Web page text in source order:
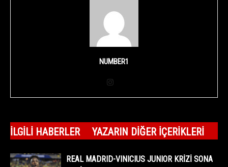
NUMBER1
İLGILI HABERLER YAZARIN DIĞER İÇERIKLERI
REAL MADRID-VINICIUS JUNIOR KRİZİ SONA